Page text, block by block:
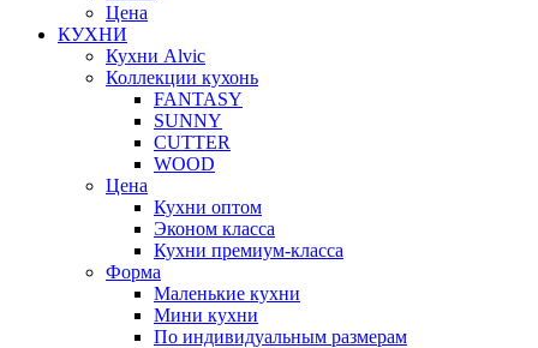
Цена
КУХНИ
Кухни Alvic
Коллекции кухонь
FANTASY
SUNNY
CUTTER
WOOD
Цена
Кухни оптом
Эконом класса
Кухни премиум-класса
Форма
Маленькие кухни
Мини кухни
По индивидуальным размерам